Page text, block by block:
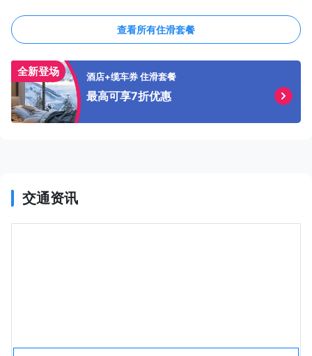
查看所有住滑套餐
全新登场 酒店+缆车券 住滑套餐
最高可享7折优惠
交通资讯